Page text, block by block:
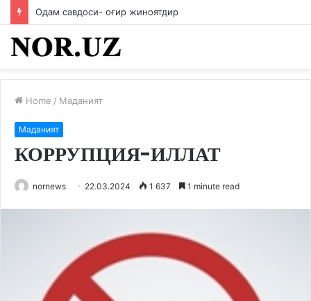
Одам савдоси- оғир жиноятдир
Home / Маданият
Маданият
КОРРУПЦИЯ-ИЛЛАТ
nornews 22.03.2024 1 637 1 minute read